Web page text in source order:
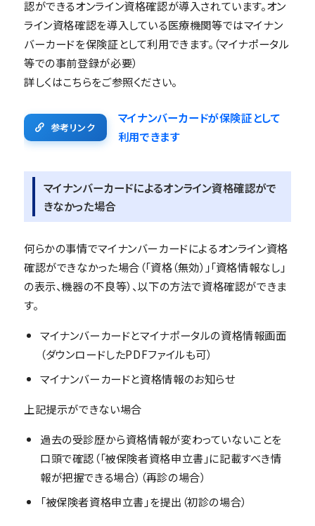
認ができるオンライン資格確認が導入されています。オン
ライン資格確認を導入している医療機関等ではマイナン
バーカードを保険証として利用できます。（マイナポータル
等での事前登録が必要）
詳しくはこちらをご参照ください。
参考リンク
マイナンバーカードが保険証として
利用できます
マイナンバーカードによるオンライン資格確認がで
きなかった場合
何らかの事情でマイナンバーカードによるオンライン資格
確認ができなかった場合（「資格（無効）」「資格情報なし」
の表示、機器の不良等）、以下の方法で資格確認ができま
す。
マイナンバーカードとマイナポータルの資格情報画面
（ダウンロードしたPDFファイルも可）
マイナンバーカードと資格情報のお知らせ
上記提示ができない場合
過去の受診歴から資格情報が変わっていないことを
口頭で確認（「被保険者資格申立書」に記載すべき情
報が把握できる場合）（再診の場合）
「被保険者資格申立書」を提出（初診の場合）